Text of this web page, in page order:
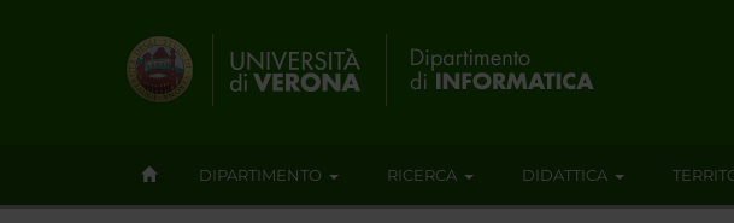
DIPARTIMENTO RICERCA DIDATTICA